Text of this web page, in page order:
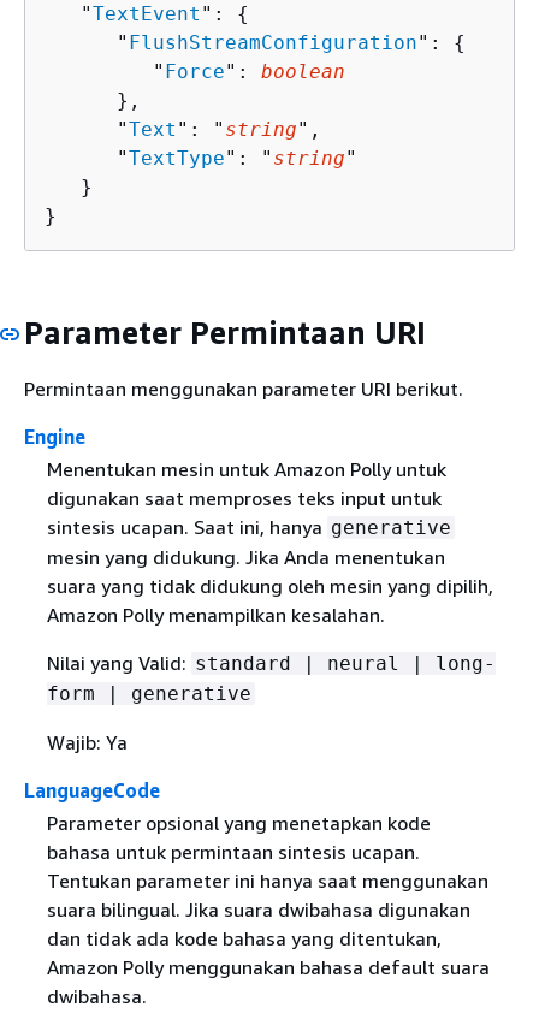
   "
TextEvent ": {
      "
FlushStreamConfiguration": {
         "
Force": boolean
      },
      "
Text ": " string",
      "
TextType": " string"
   }
}
Parameter Permintaan URI
Permintaan menggunakan parameter URI berikut.
Engine
Menentukan mesin untuk Amazon Polly untuk
digunakan saat memproses teks input untuk
sintesis ucapan. Saat ini, hanya generative
mesin yang didukung. Jika Anda menentukan
suara yang tidak didukung oleh mesin yang dipilih,
Amazon Polly menampilkan kesalahan.
Nilai yang Valid: standard | neural | long-
form | generative
Wajib: Ya
LanguageCode
Parameter opsional yang menetapkan kode
bahasa untuk permintaan sintesis ucapan.
Tentukan parameter ini hanya saat menggunakan
suara bilingual. Jika suara dwibahasa digunakan
dan tidak ada kode bahasa yang ditentukan,
Amazon Polly menggunakan bahasa default suara
dwibahasa.